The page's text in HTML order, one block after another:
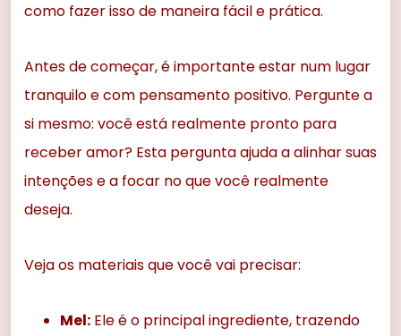
como fazer isso de maneira fácil e prática.
Antes de começar, é importante estar num lugar
tranquilo e com pensamento positivo. Pergunte a
si mesmo: você está realmente pronto para
receber amor? Esta pergunta ajuda a alinhar suas
intenções e a focar no que você realmente
deseja.
Veja os materiais que você vai precisar:
Mel: Ele é o principal ingrediente, trazendo